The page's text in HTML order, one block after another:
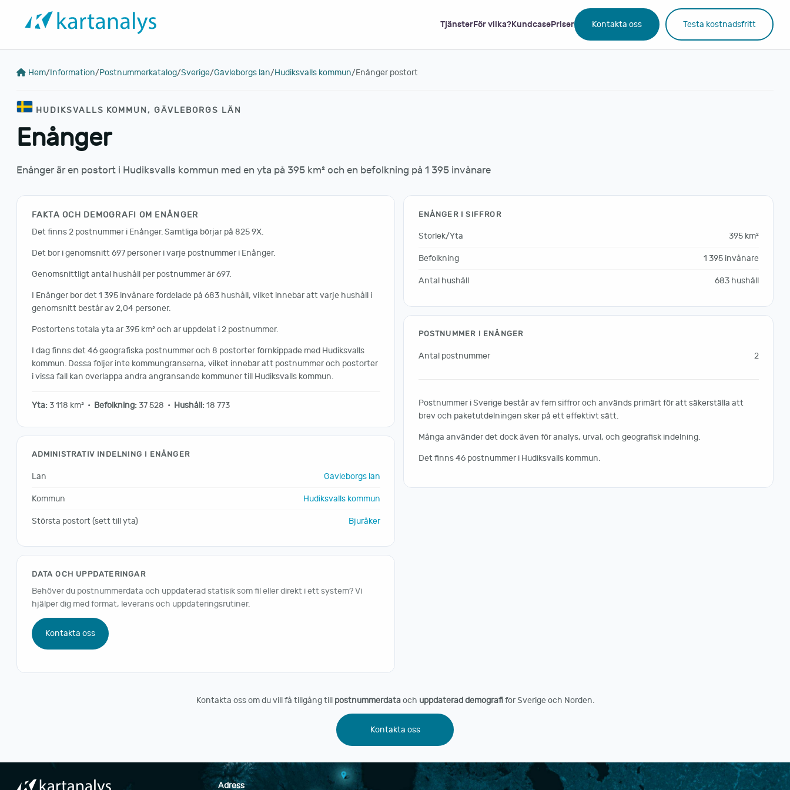
TjänsterFör vilka?KundcasePriser Kontakta oss Testa kostnadsfritt
Hem/Information/Postnummerkatalog/Sverige/Gävleborgs län/Hudiksvalls kommun/Enånger postort
HUDIKSVALLS KOMMUN, GÄVLEBORGS LÄN
Enånger
Enånger är en postort i Hudiksvalls kommun med en yta på 395 km² och en befolkning på 1 395 invånare
FAKTA OCH DEMOGRAFI OM ENÅNGER
Det finns 2 postnummer i Enånger. Samtliga börjar på 825 9X.
Det bor i genomsnitt 697 personer i varje postnummer i Enånger.
Genomsnittligt antal hushåll per postnummer är 697.
I Enånger bor det 1 395 invånare fördelade på 683 hushåll, vilket innebär att varje hushåll i
genomsnitt består av 2,04 personer.
Postortens totala yta är 395 km² och är uppdelat i 2 postnummer.
I dag finns det 46 geografiska postnummer och 8 postorter förnkippade med Hudiksvalls
kommun. Dessa följer inte kommungränserna, vilket innebär att postnummer och postorter
i vissa fall kan överlappa andra angränsande kommuner till Hudiksvalls kommun.
Yta:3 118 km² • Befolkning:37 528 • Hushåll:18 773
ADMINISTRATIV INDELNING I ENÅNGER
Län Gävleborgs län
Kommun Hudiksvalls kommun
Största postort (sett till yta) Bjuråker
DATA OCH UPPDATERINGAR
Behöver du postnummerdata och uppdaterad statisik som fil eller direkt i ett system? Vi
hjälper dig med format, leverans och uppdateringsrutiner.
Kontakta oss
ENÅNGER I SIFFROR
Storlek/Yta 395 km²
Befolkning 1 395 invånare
Antal hushåll 683 hushåll
POSTNUMMER I ENÅNGER
Antal postnummer 2
Postnummer i Sverige består av fem siffror och används primärt för att säkerställa att
brev och paketutdelningen sker på ett effektivt sätt.
Många använder det dock även för analys, urval, och geografisk indelning.
Det finns 46 postnummer i Hudiksvalls kommun.
Kontakta oss om du vill få tillgång till postnummerdataoch uppdaterad demografiför Sverige och Norden.
Kontakta oss
Adress